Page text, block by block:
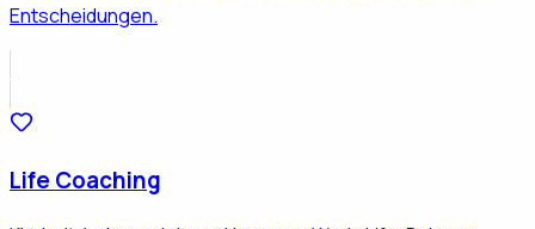
Entscheidungen.
Life Coaching